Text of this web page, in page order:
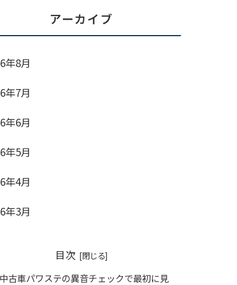
アーカイブ
年8月
年7月
年6月
年5月
年4月
年3月
目次
中古車パワステの異音チェックで最初に見